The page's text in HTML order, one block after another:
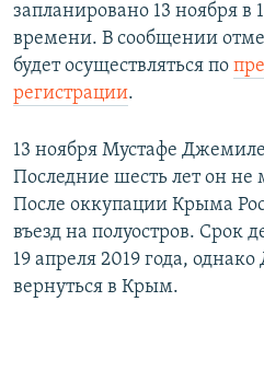
запланировано 13 ноября в
времени. В сообщении
будет осуществляться по
регистрации.
13 ноября Мустафе
Последние шесть лет он
После оккупации Крыма
въезд на полуостров. Срок
19 апреля 2019 года,
вернуться в Крым.